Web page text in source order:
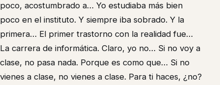
poco, acostumbrado a… Yo estudiaba más bien
poco en el instituto. Y siempre iba sobrado. Y la
primera… El primer trastorno con la realidad fue…
La carrera de informática. Claro, yo no… Si no voy a
clase, no pasa nada. Porque es como que… Si no
vienes a clase, no vienes a clase. Para ti haces, ¿no?